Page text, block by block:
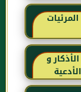
المرئيات
الأذكار و
الأدعية